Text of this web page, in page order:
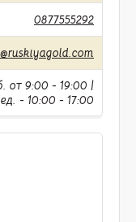
0877555292
от 9:00 - 19:00 |
- 10:00 - 17:00